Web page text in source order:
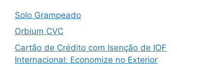
Solo Grampeado
Orbium CVC
Cartão de Crédito com Isenção de IOF
Internacional: Economize no Exterior